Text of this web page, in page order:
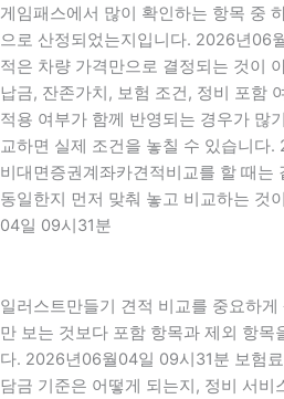
게임패스에서 많이 확인하는 항목 중
으로 산정되었는지입니다. 2026년06
적은 차량 가격만으로 결정되는 것이
납금, 잔존가치, 보험 조건, 정비 포함
적용 여부가 함께 반영되는 경우가 많
교하면 실제 조건을 놓칠 수 있습니다
비대면증권계좌카견적비교를 할 때는
동일한지 먼저 맞춰 놓고 비교하는 것
04일 09시31분
일러스트만들기 견적 비교를 중요하
만 보는 것보다 포함 항목과 제외 항목
다. 2026년06월04일 09시31분 보험
담금 기준은 어떻게 되는지, 정비 서비